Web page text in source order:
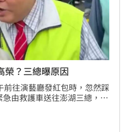
榮？三總曝原因
往演藝廳發紅包時，忽然踩
由救護車送往澎湖三總，所
由直升機後送到高雄小港機